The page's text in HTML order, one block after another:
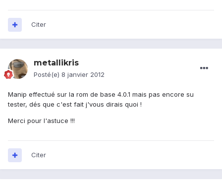
Citer
metallikris
Posté(e) 8 janvier 2012
Manip effectué sur la rom de base 4.0.1 mais pas encore su
tester, dés que c'est fait j'vous dirais quoi !
Merci pour l'astuce !!!
Citer